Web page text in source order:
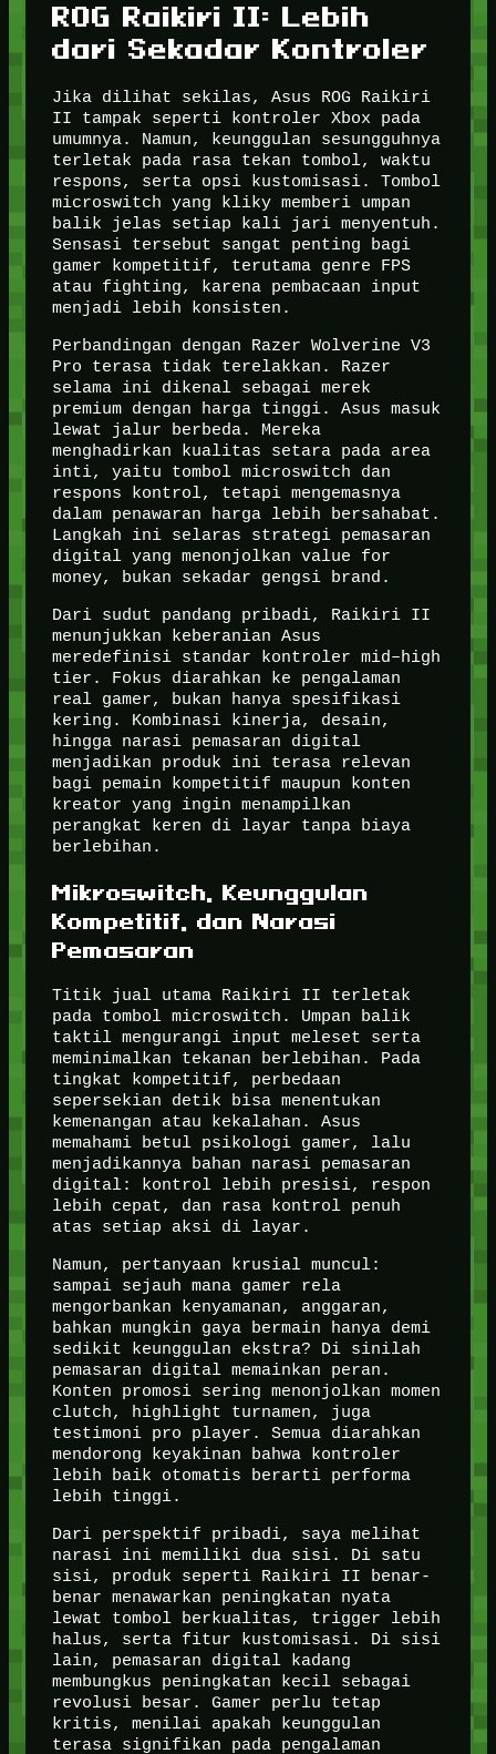
ROG Raikiri II: Lebih
dari Sekadar Kontroler
Jika dilihat sekilas, Asus ROG Raikiri
II tampak seperti kontroler Xbox pada
umumnya. Namun, keunggulan sesungguhnya
terletak pada rasa tekan tombol, waktu
respons, serta opsi kustomisasi. Tombol
microswitch yang kliky memberi umpan
balik jelas setiap kali jari menyentuh.
Sensasi tersebut sangat penting bagi
gamer kompetitif, terutama genre FPS
atau fighting, karena pembacaan input
menjadi lebih konsisten.
Perbandingan dengan Razer Wolverine V3
Pro terasa tidak terelakkan. Razer
selama ini dikenal sebagai merek
premium dengan harga tinggi. Asus masuk
lewat jalur berbeda. Mereka
menghadirkan kualitas setara pada area
inti, yaitu tombol microswitch dan
respons kontrol, tetapi mengemasnya
dalam penawaran harga lebih bersahabat.
Langkah ini selaras strategi pemasaran
digital yang menonjolkan value for
money, bukan sekadar gengsi brand.
Dari sudut pandang pribadi, Raikiri II
menunjukkan keberanian Asus
meredefinisi standar kontroler mid–high
tier. Fokus diarahkan ke pengalaman
real gamer, bukan hanya spesifikasi
kering. Kombinasi kinerja, desain,
hingga narasi pemasaran digital
menjadikan produk ini terasa relevan
bagi pemain kompetitif maupun konten
kreator yang ingin menampilkan
perangkat keren di layar tanpa biaya
berlebihan.
Mikroswitch, Keunggulan
Kompetitif, dan Narasi
Pemasaran
Titik jual utama Raikiri II terletak
pada tombol microswitch. Umpan balik
taktil mengurangi input meleset serta
meminimalkan tekanan berlebihan. Pada
tingkat kompetitif, perbedaan
sepersekian detik bisa menentukan
kemenangan atau kekalahan. Asus
memahami betul psikologi gamer, lalu
menjadikannya bahan narasi pemasaran
digital: kontrol lebih presisi, respon
lebih cepat, dan rasa kontrol penuh
atas setiap aksi di layar.
Namun, pertanyaan krusial muncul:
sampai sejauh mana gamer rela
mengorbankan kenyamanan, anggaran,
bahkan mungkin gaya bermain hanya demi
sedikit keunggulan ekstra? Di sinilah
pemasaran digital memainkan peran.
Konten promosi sering menonjolkan momen
clutch, highlight turnamen, juga
testimoni pro player. Semua diarahkan
mendorong keyakinan bahwa kontroler
lebih baik otomatis berarti performa
lebih tinggi.
Dari perspektif pribadi, saya melihat
narasi ini memiliki dua sisi. Di satu
sisi, produk seperti Raikiri II benar-
benar menawarkan peningkatan nyata
lewat tombol berkualitas, trigger lebih
halus, serta fitur kustomisasi. Di sisi
lain, pemasaran digital kadang
membungkus peningkatan kecil sebagai
revolusi besar. Gamer perlu tetap
kritis, menilai apakah keunggulan
terasa signifikan pada pengalaman